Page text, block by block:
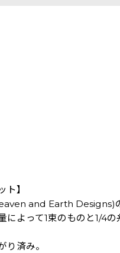
ト】
and Earth Designs)
によって1束のものと1/4
り済み。